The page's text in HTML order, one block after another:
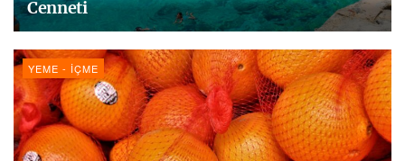
Cenneti
YEME - İÇME